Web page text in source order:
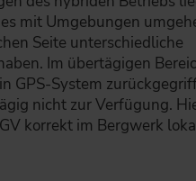
mit Umgebungen
Seite unterschiedliche
Im übertägigen
GPS-System
nicht zur Verfügung.
korrekt im Bergwerk